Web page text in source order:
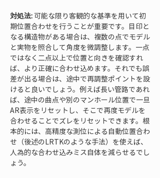
対処法: 可能な限り客観的な基準を用いて初
期位置合わせを行うことが重要です。目印と
なる構造物がある場合は、複数の点でモデル
と実物を照合して角度を微調整します。一点
ではなく二点以上で位置と向きを確認すれ
ば、より正確に合わせ込めます。それでも誤
差が出る場合は、途中で再調整ポイントを設
けると良いでしょう。例えば長い管路であれ
ば、途中の曲点や別のマンホール位置で一旦
AR表示をリセットし、そこで再度モデルを
合わせることでズレをリセットできます。根
本的には、高精度な測位による自動位置合わ
せ（後述のLRTKのような手法）を使えば、
人為的な合わせ込みミス自体を減らせるでし
ょう。